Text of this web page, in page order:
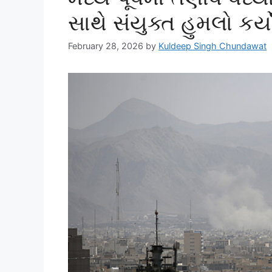
સાથે સંયુક્ત હુમલો
February 28, 2026 by Kuldeep Singh Chundawat